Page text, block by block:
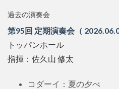
過去の演奏会
第95回 定期演奏会（
トッパンホール
指揮：佐久山 修太
コダーイ：夏の夕べ